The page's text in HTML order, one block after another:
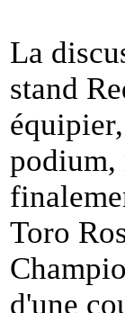
La
stand
podium,
Toro
d'une